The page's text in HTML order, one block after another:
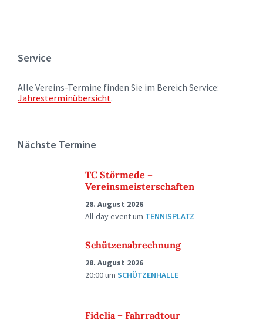
Service
Alle Vereins-Termine finden Sie im Bereich Service:
Jahresterminübersicht.
Nächste Termine
TC Störmede –
Vereinsmeisterschaften
28. August 2026
All-day eventum TENNISPLATZ
Schützenabrechnung
28. August 2026
20:00um SCHÜTZENHALLE
Fidelia – Fahrradtour